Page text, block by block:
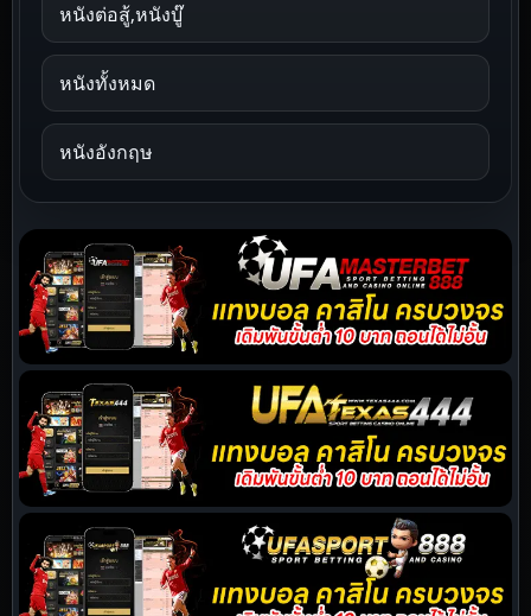
หนังต่อสู้,หนังบู๊
หนังทั้งหมด
หนังอังกฤษ